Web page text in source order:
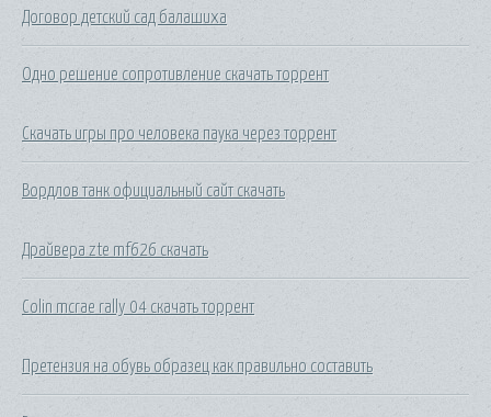
Договор детский сад балашиха
Одно решение сопротивление скачать торрент
Скачать игры про человека паука через торрент
Вордлов танк официальный сайт скачать
Драйвера zte mf626 скачать
Colin mcrae rally 04 скачать торрент
Претензия на обувь образец как правильно составить